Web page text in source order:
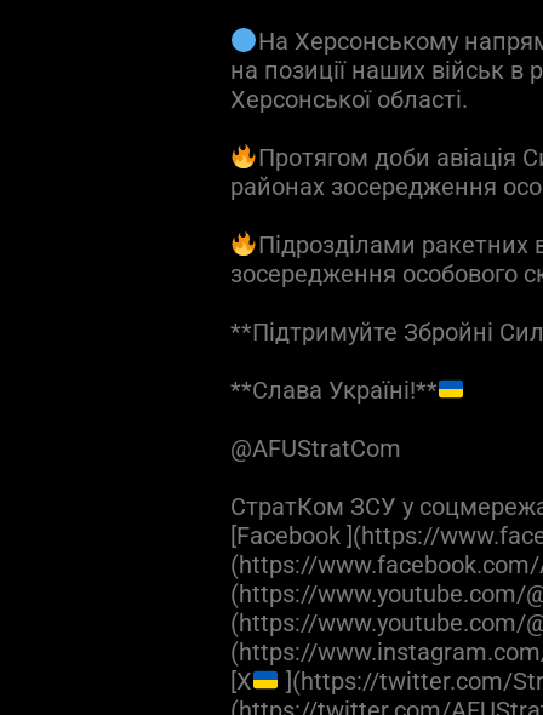
На Херсонському
на позиції наших військ в
Херсонської області.
Протягом доби авіація
районах зосередження
Підрозділами ракетних
зосередження особового
**Підтримуйте Збройні
**Слава Україні!**
@AFUStratCom
СтратКом ЗСУ у
[Facebook ](https://
(https://www.facebook.com/
(https://www.youtube.com/
(https://www.youtube.com/
(https://
[X
](https://twitter.com/